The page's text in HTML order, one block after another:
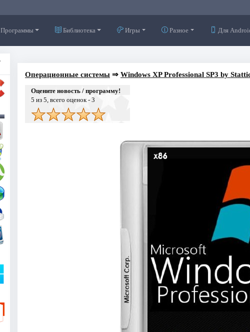
Программы Библиотека Игры Разное Для
Операционные системы⇒ Windows XP Professional SP3 by
Оцените новость / программу!
5 из 5, всего оценок - 3